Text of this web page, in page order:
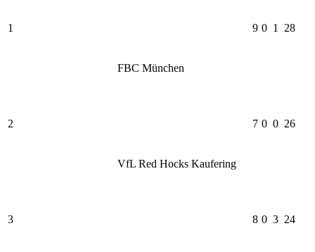
1
FBC München
9 0 1 28
2
VfL Red Hocks Kaufering
7 0 0 26
3 8 0 3 24